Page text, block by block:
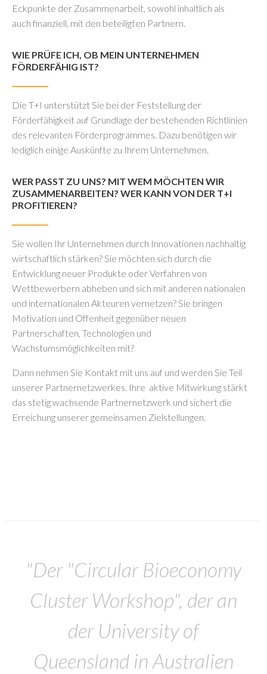
Eckpunkte der Zusammenarbeit, sowohl inhaltlich als
auch finanziell, mit den beteiligten Partnern.
WIE PRÜFE ICH, OB MEIN UNTERNEHMEN
FÖRDERFÄHIG IST?
Die T+I unterstützt Sie bei der Feststellung der
Förderfähigkeit auf Grundlage der bestehenden Richtlinien
des relevanten Förderprogrammes. Dazu benötigen wir
lediglich einige Auskünfte zu Ihrem Unternehmen.
WER PASST ZU UNS? MIT WEM MÖCHTEN WIR
ZUSAMMENARBEITEN? WER KANN VON DER T+I
PROFITIEREN?
Sie wollen Ihr Unternehmen durch Innovationen nachhaltig
wirtschaftlich stärken? Sie möchten sich durch die
Entwicklung neuer Produkte oder Verfahren von
Wettbewerbern abheben und sich mit anderen nationalen
und internationalen Akteuren vernetzen? Sie bringen
Motivation und Offenheit gegenüber neuen
Partnerschaften, Technologien und
Wachstumsmöglichkeiten mit?
Dann nehmen Sie Kontakt mit uns auf und werden Sie Teil
unserer Partnernetzwerkes. Ihre aktive Mitwirkung stärkt
das stetig wachsende Partnernetzwerk und sichert die
Erreichung unserer gemeinsamen Zielstellungen.
"Der "Circular Bioeconomy
Cluster Workshop", der an
der University of
Queensland in Australien